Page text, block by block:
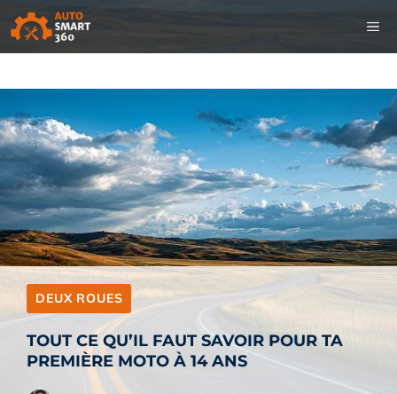
Aller
au
contenu
DEUX ROUES
TOUT CE QU’IL FAUT SAVOIR POUR TA
PREMIÈRE MOTO À 14 ANS